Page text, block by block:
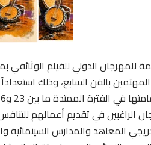
للمهرجان الدولي للفيلم
بالفن السابع، وذلك
الممتدة ما بين 23 و26 دجنبر من عام 2026.
الراغبين في تقديم أعمالهم
المعاهد والمدارس